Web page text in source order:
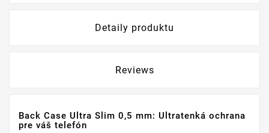
Detaily produktu
Reviews
Back Case Ultra Slim 0,5 mm: Ultratenká ochrana
pre váš telefón